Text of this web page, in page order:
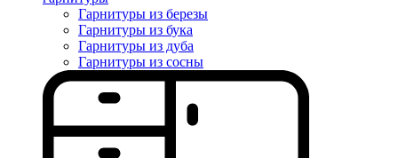
Гарнитуры из березы
Гарнитуры из бука
Гарнитуры из дуба
Гарнитуры из сосны